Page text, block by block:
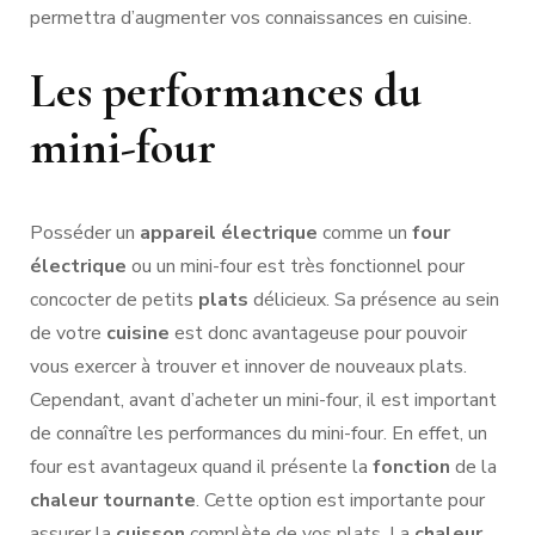
permettra d’augmenter vos connaissances en cuisine.
Les performances du
mini-four
Posséder un appareil électrique comme un four
électrique ou un mini-four est très fonctionnel pour
concocter de petits plats délicieux. Sa présence au sein
de votre cuisine est donc avantageuse pour pouvoir
vous exercer à trouver et innover de nouveaux plats.
Cependant, avant d’acheter un mini-four, il est important
de connaître les performances du mini-four. En effet, un
four est avantageux quand il présente la fonction de la
chaleur tournante. Cette option est importante pour